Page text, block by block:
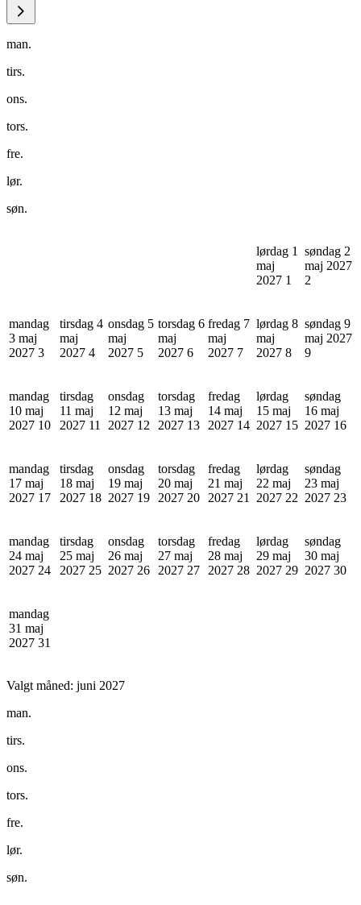
man.
tirs.
ons.
tors.
fre.
lør.
søn.
lørdag 1
maj
2027 1
søndag 2
maj 2027
2
mandag
3 maj
2027 3
tirsdag 4
maj
2027 4
onsdag 5
maj
2027 5
torsdag 6
maj
2027 6
fredag 7
maj
2027 7
lørdag 8
maj
2027 8
søndag 9
maj 2027
9
mandag
10 maj
2027 10
tirsdag
11 maj
2027 11
onsdag
12 maj
2027 12
torsdag
13 maj
2027 13
fredag
14 maj
2027 14
lørdag
15 maj
2027 15
søndag
16 maj
2027 16
mandag
17 maj
2027 17
tirsdag
18 maj
2027 18
onsdag
19 maj
2027 19
torsdag
20 maj
2027 20
fredag
21 maj
2027 21
lørdag
22 maj
2027 22
søndag
23 maj
2027 23
mandag
24 maj
2027 24
tirsdag
25 maj
2027 25
onsdag
26 maj
2027 26
torsdag
27 maj
2027 27
fredag
28 maj
2027 28
lørdag
29 maj
2027 29
søndag
30 maj
2027 30
mandag
31 maj
2027 31
Valgt måned: juni 2027
man.
tirs.
ons.
tors.
fre.
lør.
søn.